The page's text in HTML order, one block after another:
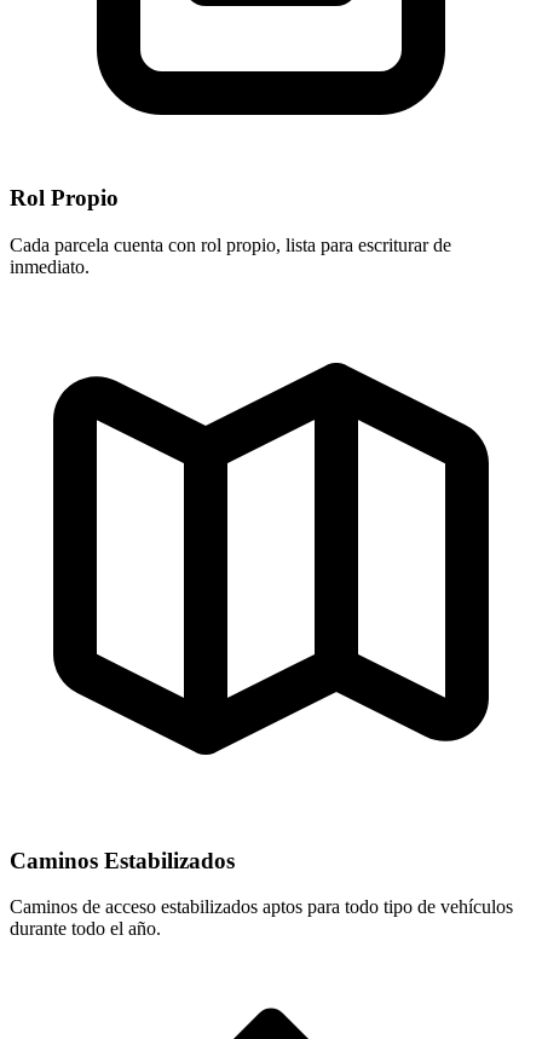
Rol Propio
Cada parcela cuenta con rol propio, lista para escriturar de
inmediato.
Caminos Estabilizados
Caminos de acceso estabilizados aptos para todo tipo de vehículos
durante todo el año.